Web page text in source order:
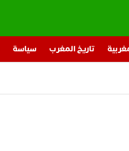
تاريخ المغرب سياسة